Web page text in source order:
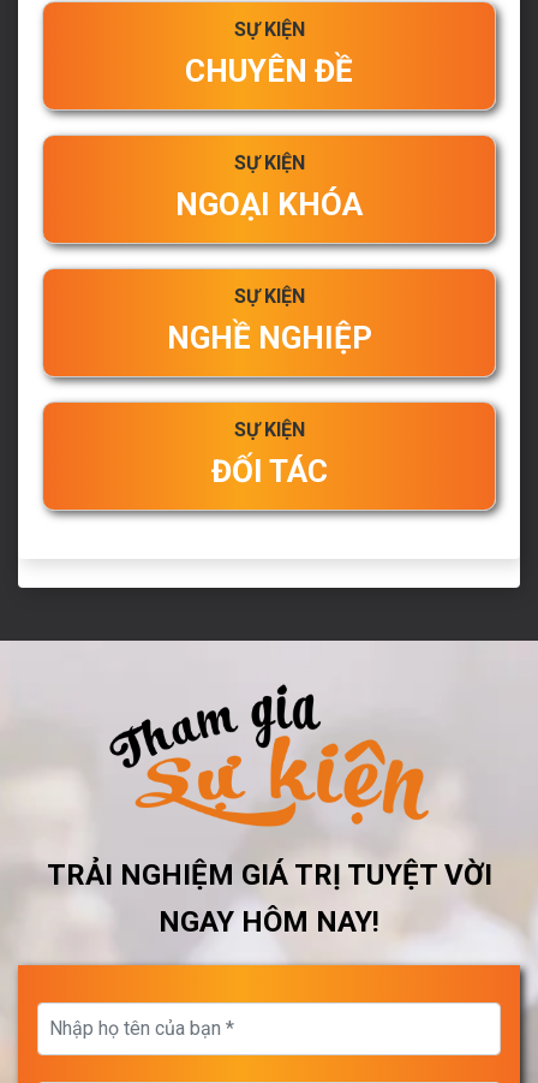
SỰ KIỆN
CHUYÊN ĐỀ
SỰ KIỆN
NGOẠI KHÓA
SỰ KIỆN
NGHỀ NGHIỆP
SỰ KIỆN
ĐỐI TÁC
TRẢI NGHIỆM GIÁ TRỊ TUYỆT VỜI
NGAY HÔM NAY!